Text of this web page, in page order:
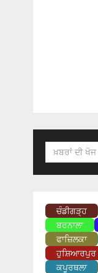
Search
ਚੰਡੀਗੜ੍ਹ
ਬਰਨਾਲਾ
ਫਾਜ਼ਿਲਕਾ
ਹੁਸ਼ਿਆਰਪੁਰ
ਕਪੂਰਥਲਾ